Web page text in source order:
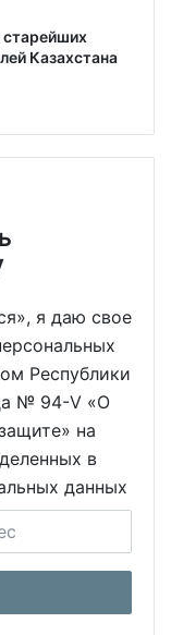
старейших
Казахстана
я даю свое
Республики
№ 94-V «О
на
в
данных